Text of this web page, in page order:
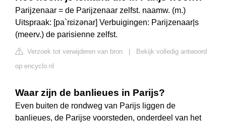
Parijzenaar = de Parijzenaar zelfst. naamw. (m.)
Uitspraak: [pa`rɛizənar] Verbuigingen: Parijzenaar|s
(meerv.) de parisienne zelfst.
Verzoek tot verwijderen van bron
Bekijk volledig antwoord
op encyclo.nl
Waar zijn de banlieues in Parijs?
Even buiten de rondweg van Parijs liggen de
banlieues, de Parijse voorsteden, onderdeel van het